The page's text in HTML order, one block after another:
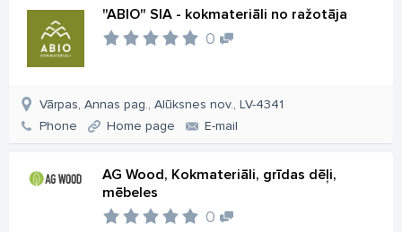
"ABIO" SIA - kokmateriāli no ražotāja
0
Vārpas, Annas pag., Alūksnes nov., LV-4341
Phone
Home page E-mail
AG Wood, Kokmateriāli, grīdas dēļi,
mēbeles
0